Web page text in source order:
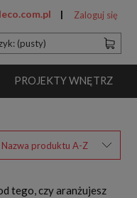
Zaloguj się
(pusty)
PROJEKTY WNĘTRZ
Nazwa produktu A-Z
tego, czy aranżujesz